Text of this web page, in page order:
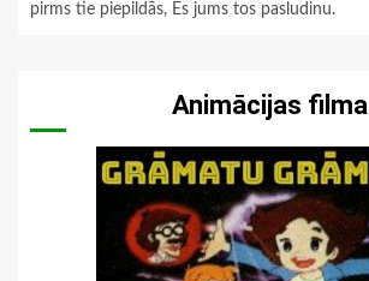
pirms tie piepildās, Es jums tos pasludinu.
Animācijas filma